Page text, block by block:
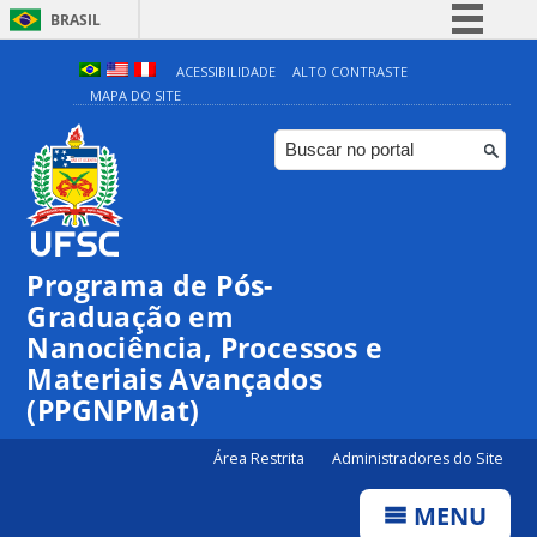
BRASIL
Simplifique!
Comunica BR
Participe
ACESSIBILIDADE
ALTO CONTRASTE
MAPA DO SITE
Programa de Pós-
Graduação em
Nanociência, Processos e
Materiais Avançados
(PPGNPMat)
Área Restrita Administradores do Site
MENU
01:00